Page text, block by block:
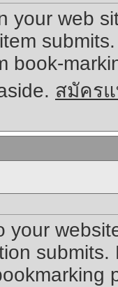
your web
book-
สมัคร
your